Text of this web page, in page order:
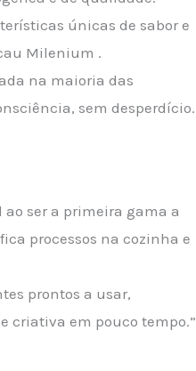
únicas de sabor e
Milenium .
na maioria das
sem desperdício.
ser a primeira gama a
processos na cozinha e
prontos a usar,
criativa em pouco tempo.”